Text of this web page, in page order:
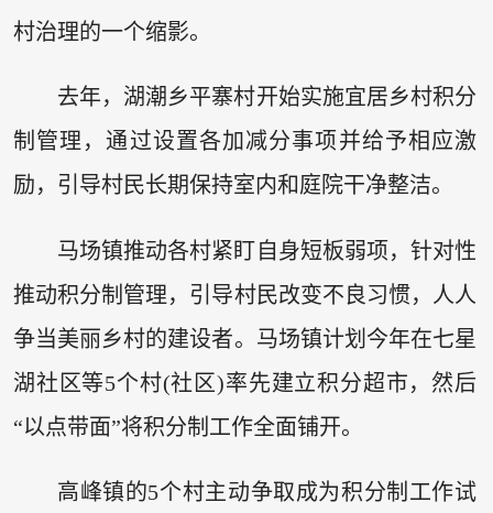
村治理的一个缩影。
去年，湖潮乡平寨村开始实施宜居乡村积分
制管理，通过设置各加减分事项并给予相应激
励，引导村民长期保持室内和庭院干净整洁。
马场镇推动各村紧盯自身短板弱项，针对性
推动积分制管理，引导村民改变不良习惯，人人
争当美丽乡村的建设者。马场镇计划今年在七星
湖社区等5个村(社区)率先建立积分超市，然后
“以点带面”将积分制工作全面铺开。
高峰镇的5个村主动争取成为积分制工作试